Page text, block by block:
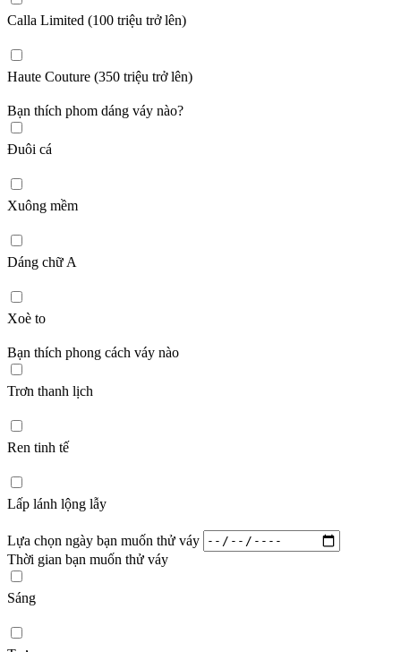
Calla Limited (100 triệu trở lên)
Haute Couture (350 triệu trở lên)
Bạn thích phom dáng váy nào?
Đuôi cá
Xuông mềm
Dáng chữ A
Xoè to
Bạn thích phong cách váy nào
Trơn thanh lịch
Ren tinh tế
Lấp lánh lộng lẫy
Lựa chọn ngày bạn muốn thử váy
Thời gian bạn muốn thử váy
Sáng